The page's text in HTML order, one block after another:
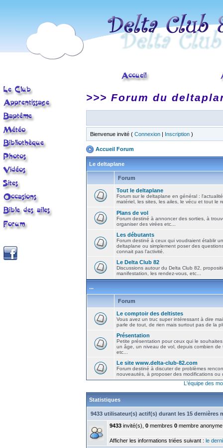
>>> Forum du
Bienvenue invité ( Connexion | Inscription )
Accueil Forum
Le deltaplane
Forum
Tout le deltaplane
Forum sur le deltaplane en général :
matériel, les sites, les ailes, le vécu et tout le
Plans de vol
Forum destiné à annoncer des sorties, à
organiser des virées etc...
Les débutants
Forum destiné à ceux qui voudraient établir
deltaplane ou simplement poser des
connait pas l'activité.
Le Delta Club 82
Discussions autour du Delta Club 82,
manifestation, les rendez-vous, etc...
...
Forum
Le comptoir des deltistes
Vous avez un truc super intéressant à dire
parle de tout, de rien mais surtout pas de la
Présentation
Petite présentation pour ceux qui le
un âge, un niveau de vol, depuis combien de
etc...
Le site www.delta-club-82.com
Forum destiné à discuter de problèmes
nouveautés, à proposer des modifications ou
L'équipe des
Statistiques
9433 utilisateur(s) actif(s) durant les 15 dernières
9433 invité(s), 0 membres 0 membre anonyme
Afficher les informations triées suivant : le